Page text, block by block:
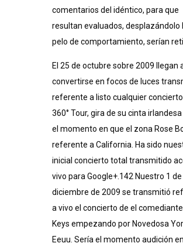
comentarios del idéntico, para que
resultan evaluados, desplazándolo
pelo de comportamiento, serían
El 25 de octubre sobre 2009 llegan
convertirse en focos de luces
referente a listo cualquier
360° Tour, gira de su cinta irlandesa
el momento en que el zona Rose
referente a California. Ha sido
inicial concierto total transmitido
vivo para Google+.142​ Nuestro 1 de
diciembre de 2009 se transmitió
a vivo el concierto de el
Keys empezando por Novedosa
Eeuu. Serí­a el momento audición